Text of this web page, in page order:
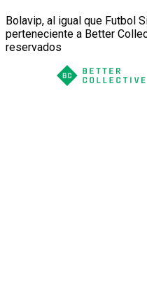
Bolavip, al igual que Futbol
perteneciente a Better
reservados